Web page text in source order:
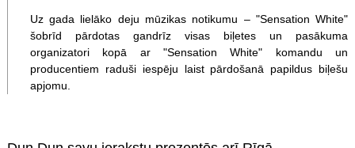
Uz gada lielāko deju mūzikas notikumu – "Sensation White"
šobrīd pārdotas gandrīz visas biļetes un pasākuma
organizatori kopā ar "Sensation White" komandu un
producentiem raduši iespēju laist pārdošanā papildus biļešu
apjomu.